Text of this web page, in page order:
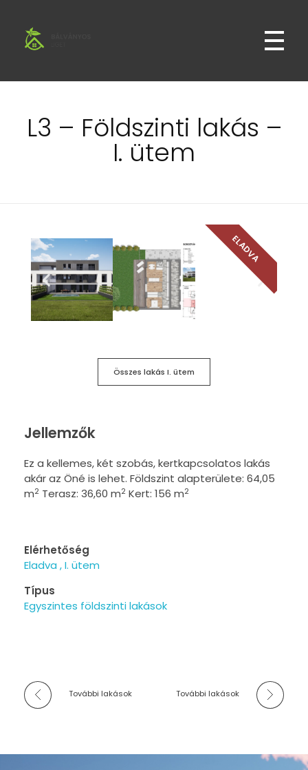
L3 – Földszinti lakás –
I. ütem
ELADVA
Összes lakás I. ütem
Jellemzők
Ez a kellemes, két szobás, kertkapcsolatos lakás
akár az Öné is lehet. Földszint alapterülete: 64,05
m2 Terasz: 36,60 m2 Kert: 156 m2
Elérhetőség
Eladva I. ütem
Típus
Egyszintes földszinti lakások
További lakások További lakások